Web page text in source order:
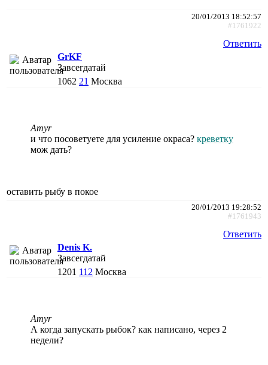
20/01/2013 18:52:57
#1761922
Ответить
GrKF
Завсегдатай
1062 21 Москва
Amyr
и что посоветуете для усиление окраса? креветку
мож дать?
оставить рыбу в покое
20/01/2013 19:28:52
#1761943
Ответить
Denis K.
Завсегдатай
1201 112 Москва
Amyr
А когда запускать рыбок? как написано, через 2
недели?